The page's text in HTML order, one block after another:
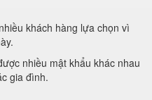
khách hàng lựa chọn vì
nhiều mật khẩu khác nhau
gia đình.